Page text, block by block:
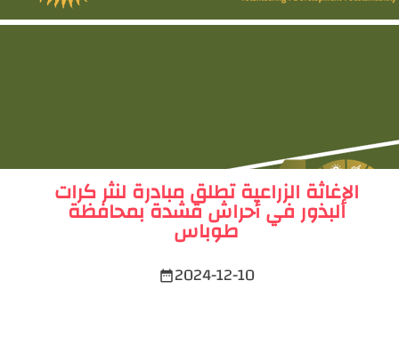
الإغاثة الزراعية تطلق مبادرة لنثر كرات
البذور في أحراش قشدة بمحافظة
طوباس
2024-12-10
date_range